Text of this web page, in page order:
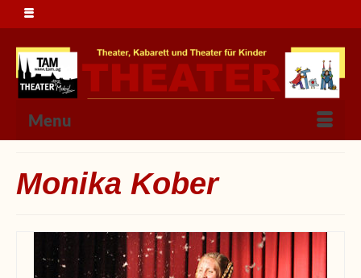
Menu
Monika Kober